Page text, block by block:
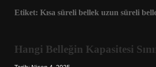
Etiket: Kısa süreli bellek uzun süreli
Hangi Belleğin Kapasitesi